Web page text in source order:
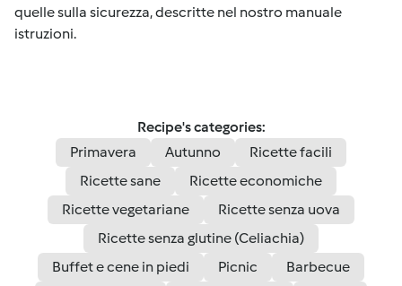
quelle sulla sicurezza, descritte nel nostro manuale
istruzioni.
Recipe's categories:
Primavera
Autunno
Ricette facili
Ricette sane
Ricette economiche
Ricette vegetariane
Ricette senza uova
Ricette senza glutine (Celiachia)
Buffet e cene in piedi
Picnic
Barbecue